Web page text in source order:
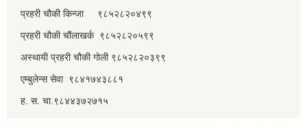
प्रहरी चौकी किन्जा ९८५२८२०४९९
प्रहरी चौकी चौंलाखर्क ९८५२८२०५९९
अस्थायी प्रहरी चौकी गोली ९८५२८२०३९९
एम्बुलेन्स सेवा ९८४१७४३८८१
ह. स. चा.९८४४३७२७१५